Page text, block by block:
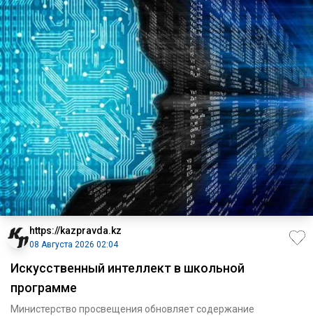
https://kazpravda.kz
08 Августа 2026 02:04
Искусственный интеллект в школьной
программе
Министерство просвещения обновляет содержание